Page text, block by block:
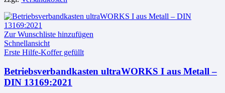
Zur Wunschliste hinzufügen
Schnellansicht
Erste Hilfe-Koffer gefüllt
Betriebsverbandkasten ultraWORKS I aus Metall –
DIN 13169:2021